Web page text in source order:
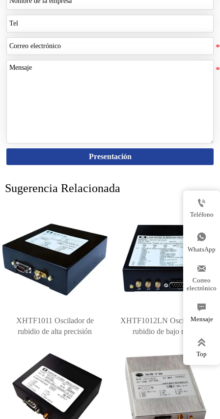
Presentación
Sugerencia Relacionada
XHTF1011 Oscilador de
rubidio de alta precisión
XHTF1012LN Oscilador de
rubidio de bajo ruido

Teléfono

WhatsApp

Correo
electrónico

Mensaje

Top